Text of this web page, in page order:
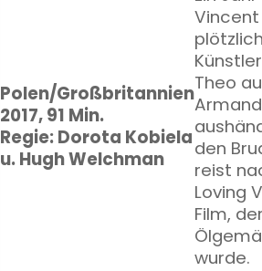
Polen/Großbritannien
2017, 91 Min.
Regie: Dorota Kobiela
u. Hugh Welchman
Theo
den
reist
Loving
Film,
wurde.